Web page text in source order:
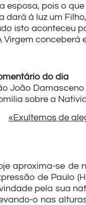
esposa, pois o
dará à luz um
isto aconteceu
Virgem conceberá
do dia
João Damasceno
sobre a
«Exultemos de
aproxima-se de
de Paulo
pela sua
o nas